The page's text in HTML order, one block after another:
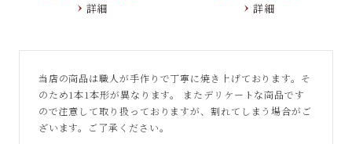
詳細 詳細
当店の商品は職人が手作りで丁寧に焼き上げております。そ
のため1本1本形が異なります。
またデリケートな商品です
ので注意して取り扱っておりますが、割れてしまう場合がご
ざいます。
ご了承ください。